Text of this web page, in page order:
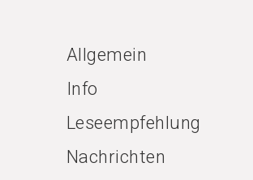
Allgemein
Info
Leseempfehlung
Nachrichten